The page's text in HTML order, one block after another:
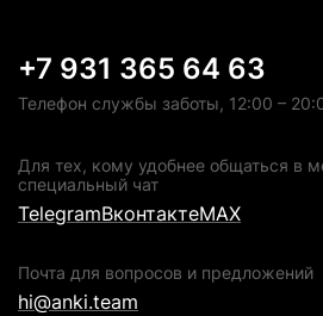
+7 931 365 64 63
Телефон службы заботы, 12:00 –
Для тех, кому удобнее общаться в
специальный чат
TelegramВконтактеMAX
Почта для вопросов и предложений
hi@anki.team